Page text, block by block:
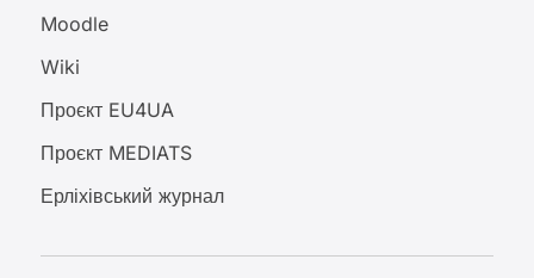
Moodle
Wiki
Проєкт EU4UA
Проєкт MEDIATS
Ерліхівський журнал